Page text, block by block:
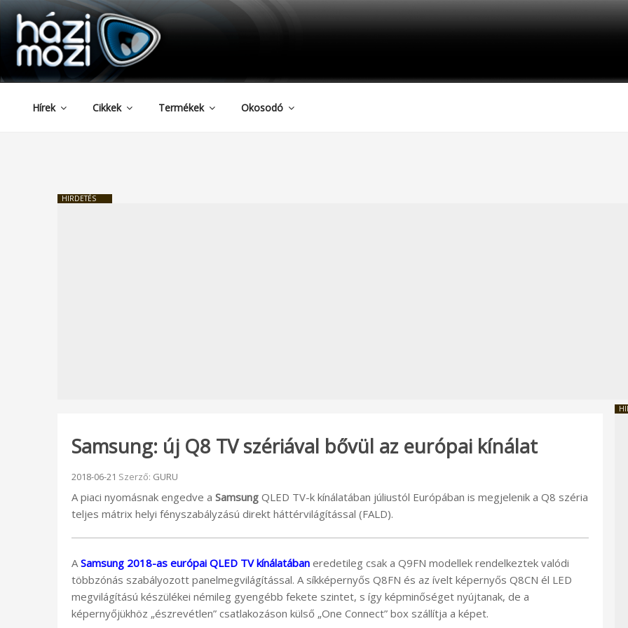
Tartalomhoz
HAZIMOZI
Hírek Cikkek Termékek Okosodó
HIRDETÉS
Samsung: új Q8 TV szériával bővül az európai kínálat
Beküldve:
2018-06-21 Szerző: GURU
A piaci nyomásnak engedve a Samsung QLED TV-k kínálatában júliustól Európában is megjelenik a Q8 széria
teljes mátrix helyi fényszabályzású direkt háttérvilágítással (FALD).
A Samsung 2018-as európai QLED TV kínálatában eredetileg csak a Q9FN modellek rendelkeztek valódi
többzónás szabályozott panelmegvilágítással. A síkképernyős Q8FN és az ívelt képernyős Q8CN él LED
megvilágítású készülékei némileg gyengébb fekete szintet, s így képminőséget nyújtanak, de a
képernyőjükhöz „észrevétlen” csatlakozáson külső „One Connect” box szállítja a képet.